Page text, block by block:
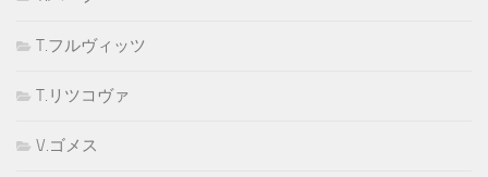
T.フルヴィッツ
T.リツコヴァ
V.ゴメス